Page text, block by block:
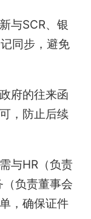
与SCR、银
同步，避免
府的往来函
，防止后续
与HR（负责
负责董事会
，确保证件